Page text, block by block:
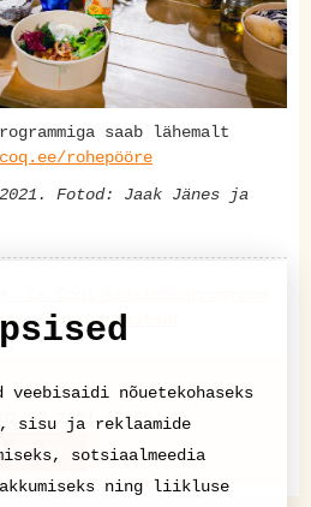
saab lähemalt
rohepööre
Fotod: Jaak Jänes ja
Elus on maitset
17:05
veebisaidi nõuetekohaseks
sisu ja reklaamide
sotsiaalmeedia
ning liikluse